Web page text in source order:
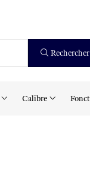
Rechercher
Calibre